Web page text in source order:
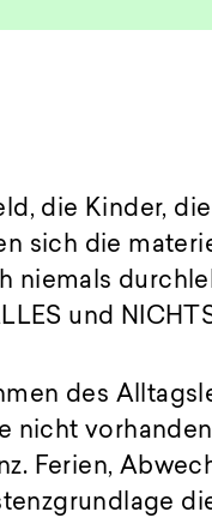
die Kinder,
sich die
niemals
und
des
nicht
Ferien,